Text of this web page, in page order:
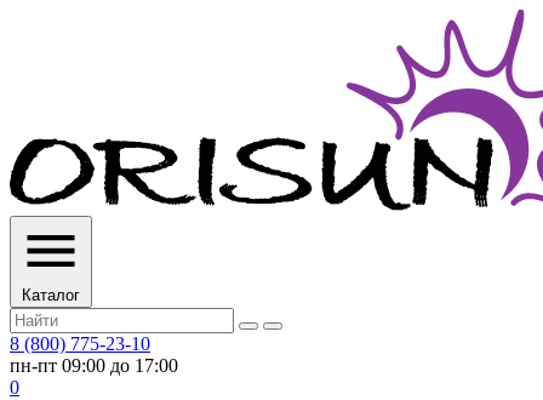
Каталог
8 (800) 775-23-10
пн-пт 09:00 до 17:00
0